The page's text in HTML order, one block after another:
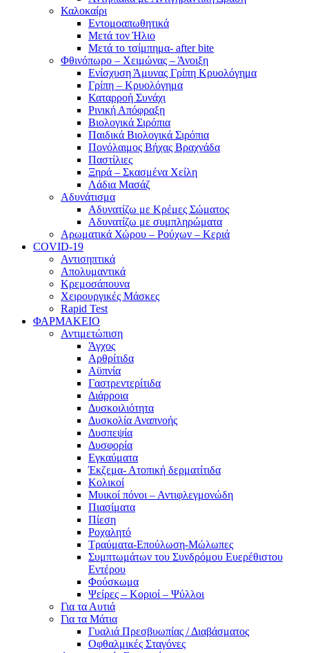
Καλοκαίρι
Εντομοαπωθητικά
Μετά τον Ήλιο
Μετά το τσίμπημα- after bite
Φθινόπωρο – Χειμώνας – Άνοιξη
Ενίσχυση Άμυνας Γρίπη Κρυολόγημα
Γρίπη – Κρυολόγημα
Καταρροή Συνάχι
Ρινική Απόφραξη
Βιολογικά Σιρόπια
Παιδικά Βιολογικά Σιρόπια
Πονόλαιμος Βήχας Βραχνάδα
Παστίλιες
Ξηρά – Σκασμένα Χείλη
Λάδια Μασάζ
Αδυνάτισμα
Αδυνατίζω με Κρέμες Σώματος
Αδυνατίζω με συμπληρώματα
Αρωματικά Χώρου – Ρούχων – Κεριά
COVID-19
Αντισηπτικά
Απολυμαντικά
Κρεμοσάπουνα
Χειρουργικές Μάσκες
Rapid Test
ΦΑΡΜΑΚΕΙΟ
Αντιμετώπιση
Άγχος
Αρθρίτιδα
Αϋπνία
Γαστρεντερίτιδα
Διάρροια
Δυσκοιλιότητα
Δυσκολία Αναπνοής
Δυσπεψία
Δυσφορία
Εγκαύματα
Έκζεμα- Ατοπική δερματίτιδα
Κολικοί
Μυικοί πόνοι – Αντιφλεγμονώδη
Πιασίματα
Πίεση
Ροχαλητό
Τραύματα-Επούλωση-Μώλωπες
Συμπτωμάτων του Συνδρόμου Ευερέθιστου
Εντέρου
Φούσκωμα
Ψείρες – Κοριοί – Ψύλλοι
Για τα Αυτιά
Για τα Μάτια
Γυαλιά Πρεσβυωπίας / Διαβάσματος
Οφθαλμικές Σταγόνες